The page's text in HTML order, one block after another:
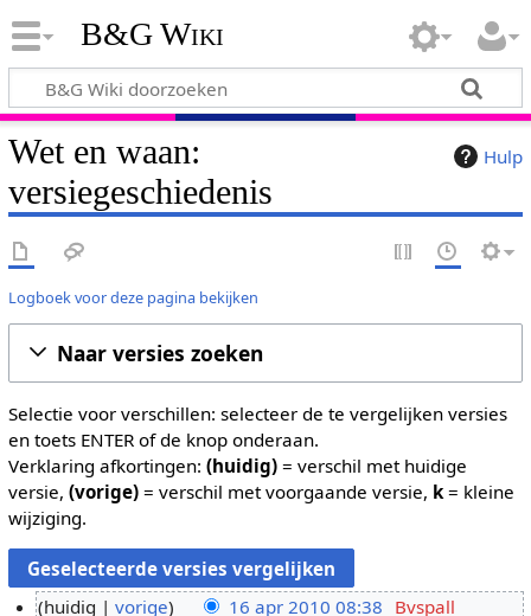
B&G Wiki
Hulp
Wet en waan:
versiegeschiedenis
Logboek voor deze pagina bekijken
Naar versies zoeken
Selectie voor verschillen: selecteer de te vergelijken versies
en toets ENTER of de knop onderaan.
Verklaring afkortingen: (huidig)= verschil met huidige
versie, (vorige)= verschil met voorgaande versie, k= kleine
wijziging.
huidig vorige 16 apr 2010 08:38 Bvspall